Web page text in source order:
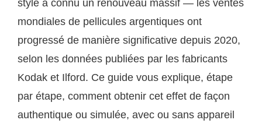
style a connu un renouveau massif — les ventes
mondiales de pellicules argentiques ont
progressé de manière significative depuis 2020,
selon les données publiées par les fabricants
Kodak et Ilford. Ce guide vous explique, étape
par étape, comment obtenir cet effet de façon
authentique ou simulée, avec ou sans appareil